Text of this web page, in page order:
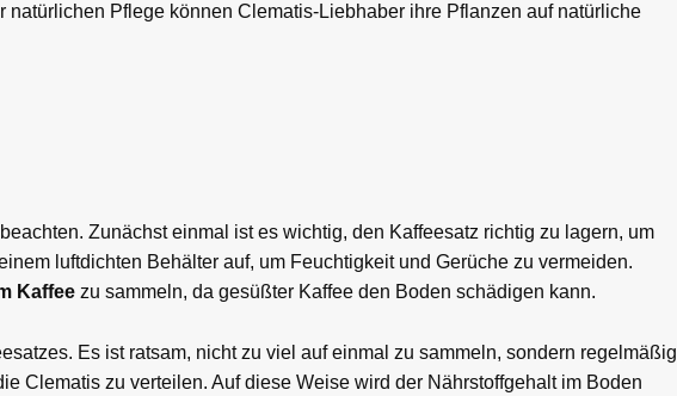
Pflege können Clematis-Liebhaber ihre Pflanzen auf natürliche
Zunächst einmal ist es wichtig, den Kaffeesatz richtig zu lagern, um
luftdichten Behälter auf, um Feuchtigkeit und Gerüche zu vermeiden.
Kaffee zu sammeln, da gesüßter Kaffee den Boden schädigen kann.
Es ist ratsam, nicht zu viel auf einmal zu sammeln, sondern regelmäßig
Clematis zu verteilen. Auf diese Weise wird der Nährstoffgehalt im Boden